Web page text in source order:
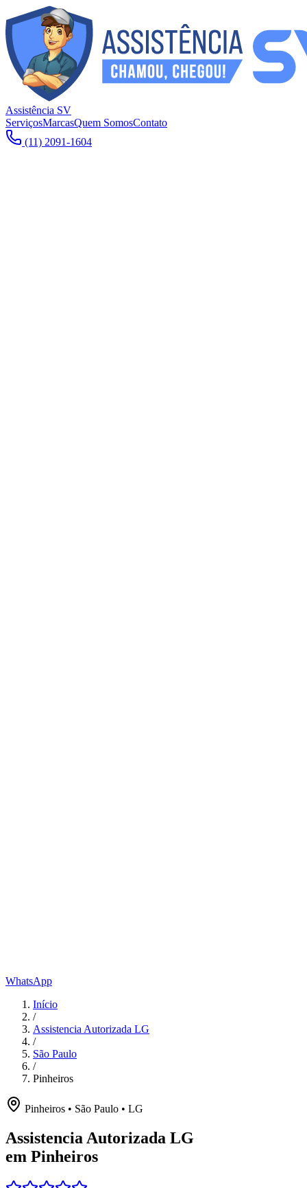
Assistência SV
ServiçosMarcasQuem SomosContato
(11) 2091-1604
WhatsApp
Início
/
Assistencia Autorizada LG
/
São Paulo
/
Pinheiros
Pinheiros • São Paulo • LG
Assistencia Autorizada LG
em Pinheiros